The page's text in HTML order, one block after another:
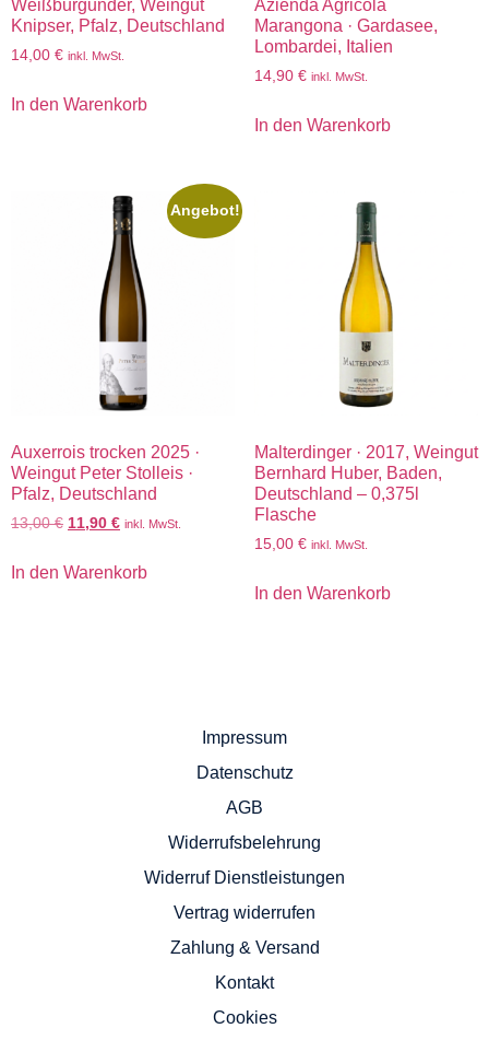
Weißburgunder, Weingut
Knipser, Pfalz, Deutschland
14,00 € inkl. MwSt.
In den Warenkorb
Azienda Agricola
Marangona · Gardasee,
Lombardei, Italien
14,90 € inkl. MwSt.
In den Warenkorb
Angebot!
Auxerrois trocken 2025 ·
Weingut Peter Stolleis ·
Pfalz, Deutschland
13,00€ 11,90 € inkl. MwSt.
In den Warenkorb
Malterdinger · 2017, Weingut
Bernhard Huber, Baden,
Deutschland – 0,375l
Flasche
15,00 € inkl. MwSt.
In den Warenkorb
Impressum
Datenschutz
AGB
Widerrufsbelehrung
Widerruf Dienstleistungen
Vertrag widerrufen
Zahlung & Versand
Kontakt
Cookies